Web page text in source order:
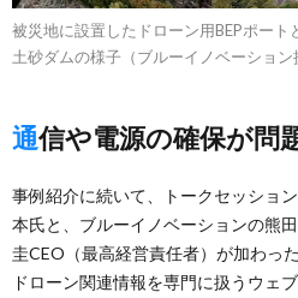
被災地に設置したドローン用BEPポー
土砂ダムの様子（ブルーイノベーション
通信や電源の確保が問
事例紹介に続いて、トークセッショ
本氏と、ブルーイノベーションの熊
圭CEO（最高経営責任者）が加わっ
ドローン関連情報を専門に扱うウェ